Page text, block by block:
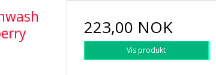
223,00 NOK
Vis produkt